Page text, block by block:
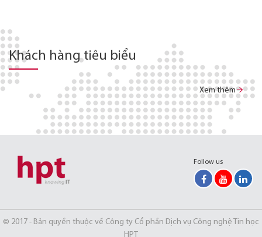
Khách hàng tiêu biểu
Xem thêm
Follow us
© 2017 - Bản quyền thuộc về Công ty Cổ phần Dịch vụ Công nghệ Tin học
HPT